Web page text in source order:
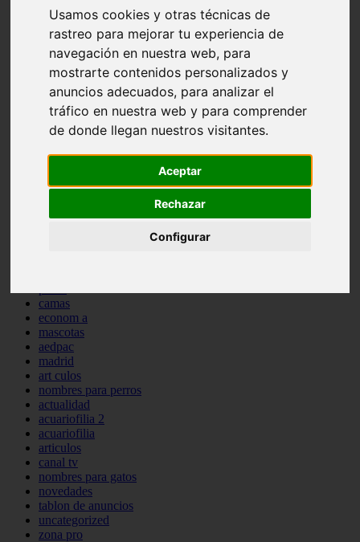
Usamos cookies y otras técnicas de
rastreo para mejorar tu experiencia de
navegación en nuestra web, para
mostrarte contenidos personalizados y
anuncios adecuados, para analizar el
tráfico en nuestra web y para comprender
de donde llegan nuestros visitantes.
Aceptar
Rechazar
Configurar
comportamiento
protagonistas
reptiles
abandono
adopci n
ferias
higiene
snacks
acuario
comercios
viajar
cr a
camas
econom a
mascotas
aedpac
madrid
art culos
nombres para perros
actualidad
acuariofilia 2
acuariofilia
articulos
canal tv
nombres para gatos
novedades
tablon de anuncios
uncategorized
zona pro